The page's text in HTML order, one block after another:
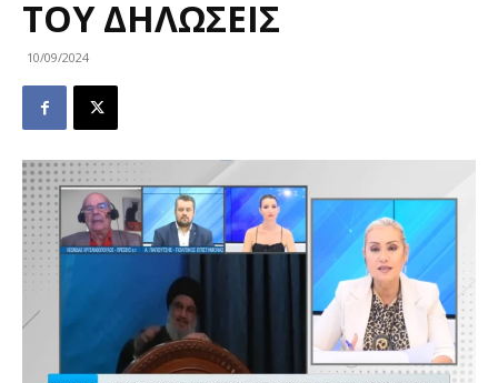
ΤΟΥ ΔΗΛΏΣΕΙΣ
10/09/2024